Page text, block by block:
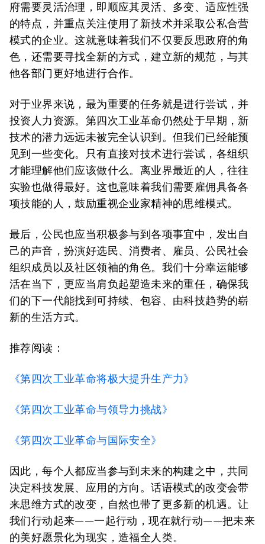
府需要灵活治理，即顺应其灵活、多变、适应性强
的特点，并重点关注使用了新技术并采取公私合营
模式的企业。这就意味着我们不仅要反思政府的角
色，还需要寻找全新的方式，建立新的规范，与其
他各部门更好地进行合作。
对于业界来说，最为重要的任务就是进行尝试，并
投资人力资源。第四次工业革命仍然处于早期，新
技术的潜力远远未被完全认识到。但我们已经能预
见到一些变化。只有直接对技术进行尝试，各组织
才能理解他们应该做什么。离业界最近的人，往往
实验也做得最好。这也意味着我们需要雇佣具备各
项技能的人，鼓励重视企业家精神的思维模式。
最后，公民也应当积极参与到各项事宜中，发出自
己的声音，扮演好选民、消费者、雇员、公民社会
组织成员以及社区领袖的角色。我们十分幸运能够
活在当下，更应当肩负起塑造未来的重任，确保我
们的下一代能找到可持续、包容、由科技趋势的崭
新的生活方式。
推荐阅读：
《第四次工业革命将极大提升生产力》
《第四次工业革命与领导力挑战》
《第四次工业革命与国际安全》
因此，每个人都应当参与到未来的构建之中，共同
决定科技发展、应用的方向。话语模式的改变会带
来思维方式的改变，自然也带了更多新的机遇。让
我们行动起来——一起行动，现在就行动——把未来
的美好愿景化为现实，造福全人类。